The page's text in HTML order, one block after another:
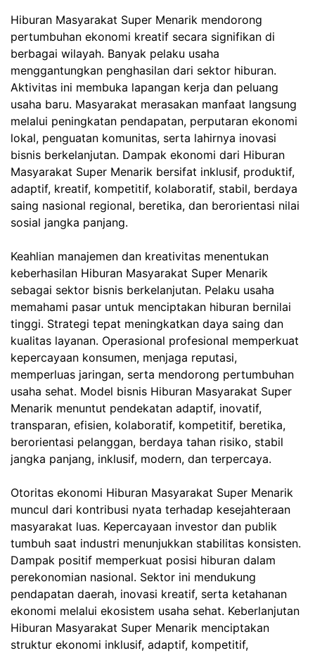
Hiburan Masyarakat Super Menarik mendorong
pertumbuhan ekonomi kreatif secara signifikan di
berbagai wilayah. Banyak pelaku usaha
menggantungkan penghasilan dari sektor hiburan.
Aktivitas ini membuka lapangan kerja dan peluang
usaha baru. Masyarakat merasakan manfaat langsung
melalui peningkatan pendapatan, perputaran ekonomi
lokal, penguatan komunitas, serta lahirnya inovasi
bisnis berkelanjutan. Dampak ekonomi dari Hiburan
Masyarakat Super Menarik bersifat inklusif, produktif,
adaptif, kreatif, kompetitif, kolaboratif, stabil, berdaya
saing nasional regional, beretika, dan berorientasi nilai
sosial jangka panjang.
Keahlian manajemen dan kreativitas menentukan
keberhasilan Hiburan Masyarakat Super Menarik
sebagai sektor bisnis berkelanjutan. Pelaku usaha
memahami pasar untuk menciptakan hiburan bernilai
tinggi. Strategi tepat meningkatkan daya saing dan
kualitas layanan. Operasional profesional memperkuat
kepercayaan konsumen, menjaga reputasi,
memperluas jaringan, serta mendorong pertumbuhan
usaha sehat. Model bisnis Hiburan Masyarakat Super
Menarik menuntut pendekatan adaptif, inovatif,
transparan, efisien, kolaboratif, kompetitif, beretika,
berorientasi pelanggan, berdaya tahan risiko, stabil
jangka panjang, inklusif, modern, dan terpercaya.
Otoritas ekonomi Hiburan Masyarakat Super Menarik
muncul dari kontribusi nyata terhadap kesejahteraan
masyarakat luas. Kepercayaan investor dan publik
tumbuh saat industri menunjukkan stabilitas konsisten.
Dampak positif memperkuat posisi hiburan dalam
perekonomian nasional. Sektor ini mendukung
pendapatan daerah, inovasi kreatif, serta ketahanan
ekonomi melalui ekosistem usaha sehat. Keberlanjutan
Hiburan Masyarakat Super Menarik menciptakan
struktur ekonomi inklusif, adaptif, kompetitif,